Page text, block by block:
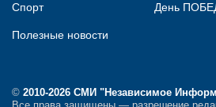
Спорт День
Полезные новости
© 2010-2026 СМИ "Независимое